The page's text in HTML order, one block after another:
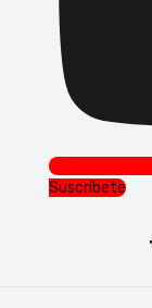
Suscríbete